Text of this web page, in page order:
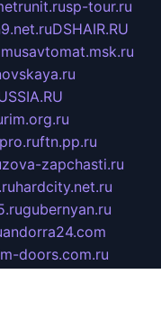
sp-tour.ru
DSHAIR.RU
musavtomat.msk.ru
rim.org.ru
ftn.pp.ru
zapchasti.ru
hardcity.net.ru
gubernyan.ru
andorra24.com
doors.com.ru